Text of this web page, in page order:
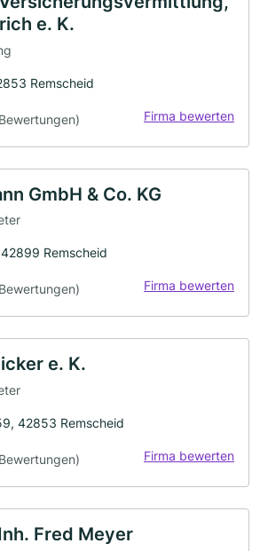
e. K.
Remscheid
Firma bewerten
GmbH & Co. KG
Remscheid
Firma bewerten
e. K.
42853 Remscheid
Firma bewerten
Fred Meyer